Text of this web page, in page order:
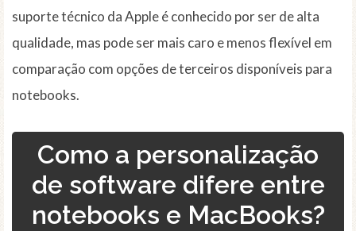
suporte técnico da Apple é conhecido por ser de alta
qualidade, mas pode ser mais caro e menos flexível em
comparação com opções de terceiros disponíveis para
notebooks.
Como a personalização
de software difere entre
notebooks e MacBooks?